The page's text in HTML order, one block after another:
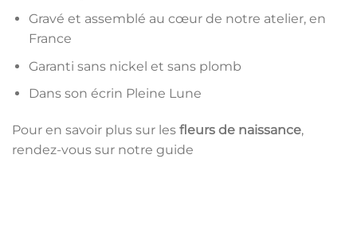
Gravé et assemblé au cœur de notre atelier, en
France
Garanti sans nickel et sans plomb
Dans son écrin Pleine Lune
Pour en savoir plus sur les fleurs de naissance,
rendez-vous sur notre guide